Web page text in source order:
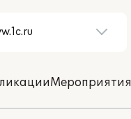
Мероприятия